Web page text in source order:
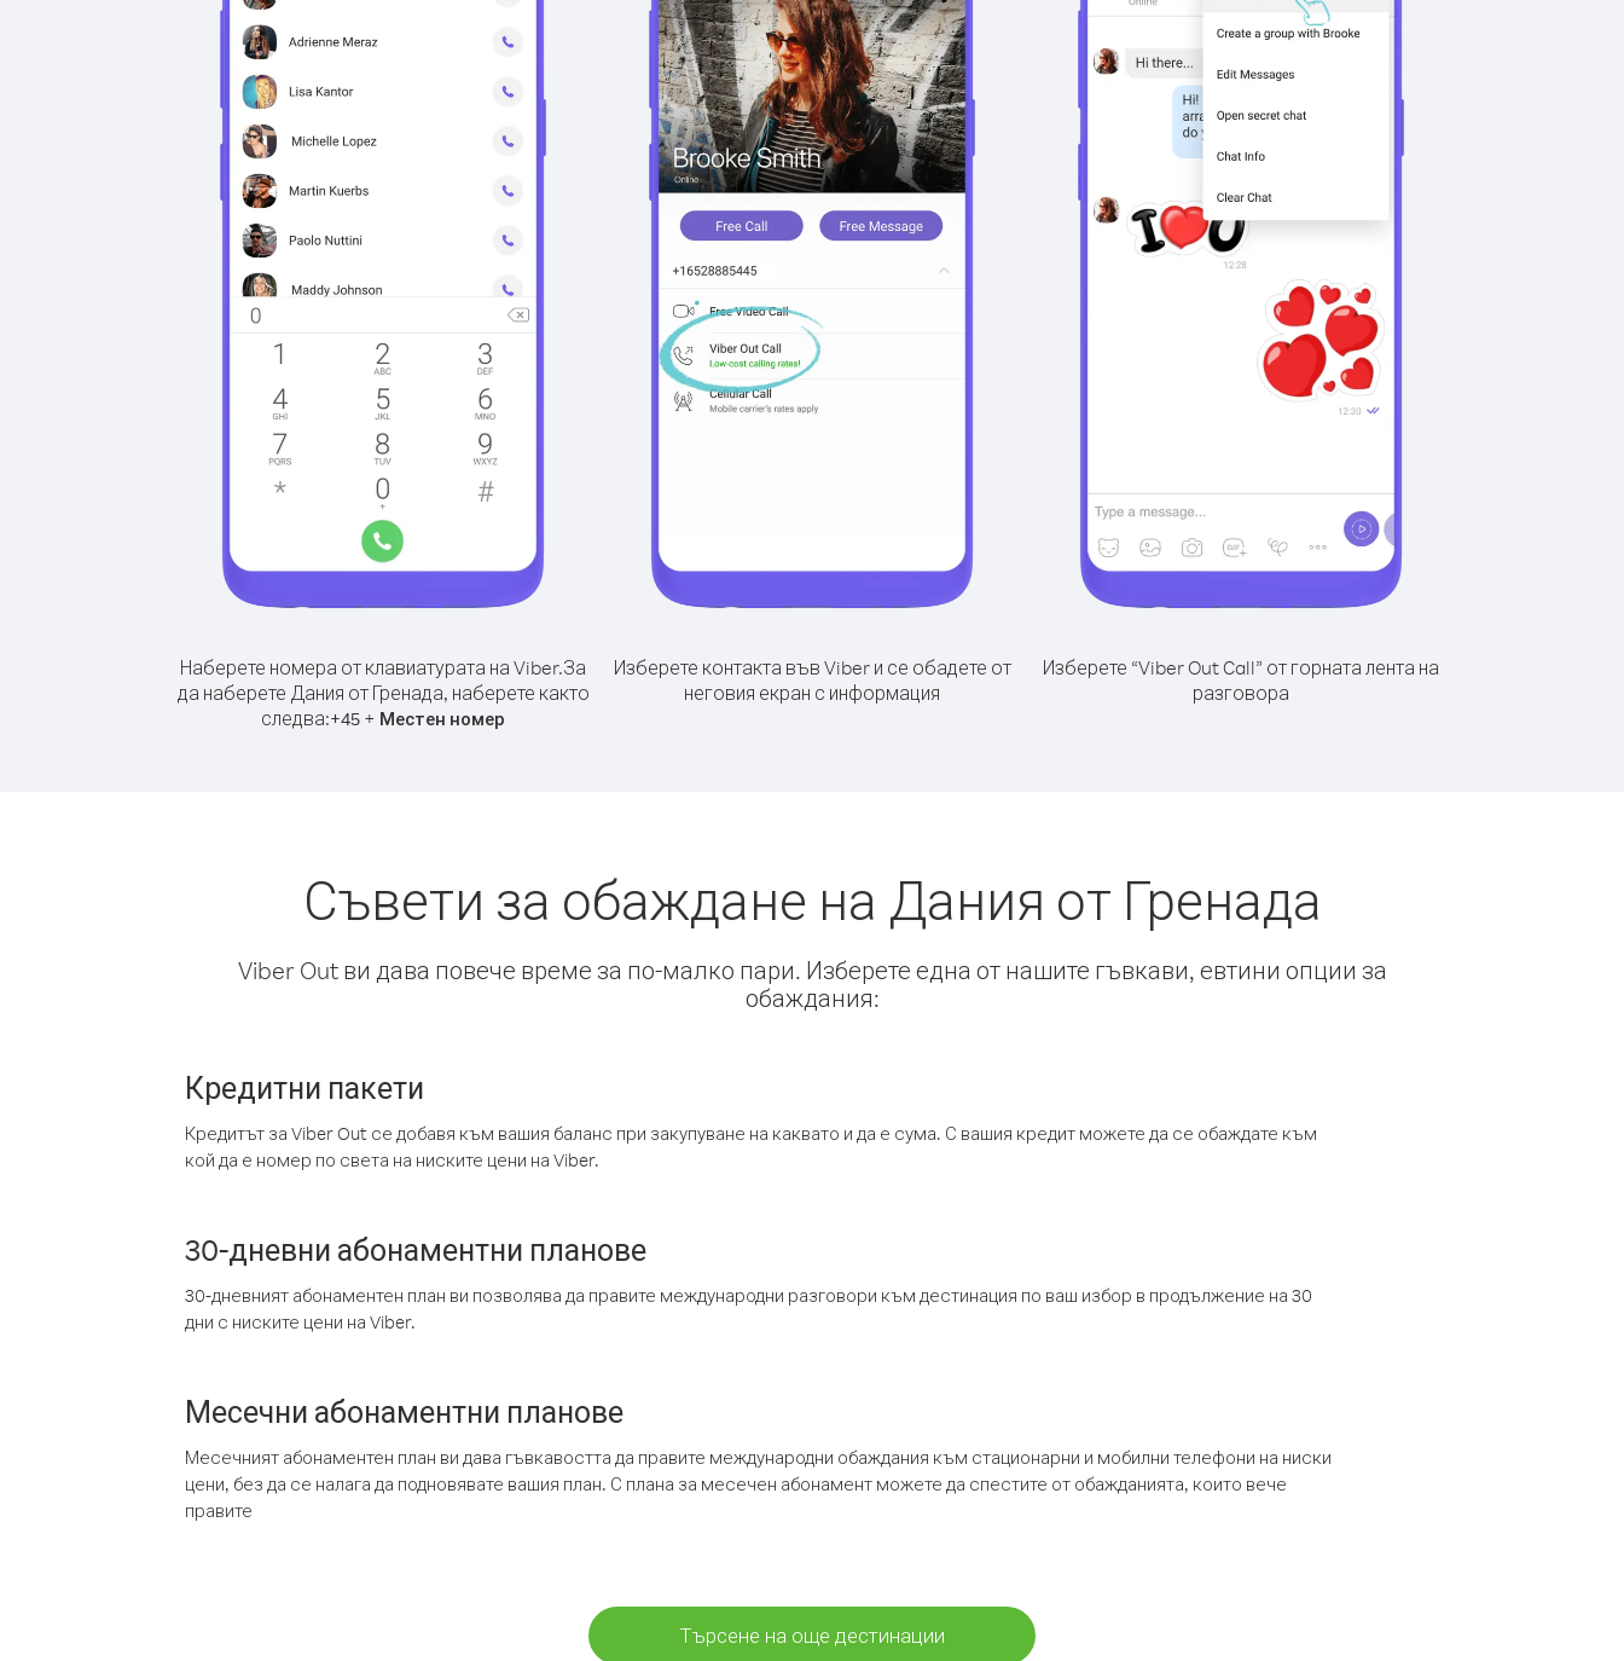
Наберете номера от клавиатурата на Viber.За
да наберете Дания от Гренада, наберете както
следва:+45 + Местен номер
Изберете контакта във Viber и се обадете от
неговия екран с информация
Изберете “Viber Out Call” от горната лента на
разговора
Съвети за обаждане на Дания от Гренада
Viber Out ви дава повече време за по-малко пари. Изберете една от нашите гъвкави, евтини опции за
обаждания:
Кредитни пакети
Кредитът за Viber Out се добавя към вашия баланс при закупуване на каквато и да е сума. С вашия кредит можете да се обаждате към
кой да е номер по света на ниските цени на Viber.
30-дневни абонаментни планове
30-дневният абонаментен план ви позволява да правите международни разговори към дестинация по ваш избор в продължение на 30
дни с ниските цени на Viber.
Месечни абонаментни планове
Месечният абонаментен план ви дава гъвкавостта да правите международни обаждания към стационарни и мобилни телефони на ниски
цени, без да се налага да подновявате вашия план. С плана за месечен абонамент можете да спестите от обажданията, които вече
правите
Търсене на още дестинации